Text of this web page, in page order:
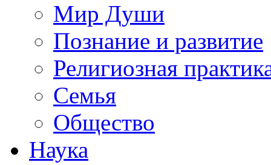
Мир Души
Познание и развитие
Религиозная
Семья
Общество
Наука